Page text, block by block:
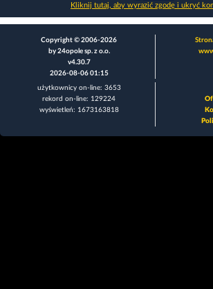
Kliknij tutaj, aby wyrazić zgodę i ukryć
Copyright © 2006-2026
by 24opole sp. z o.o.
v4.30.7
2026-08-06 01:15
użytkownicy on-line: 3653
rekord on-line: 129224
wyświetleń: 1673163818